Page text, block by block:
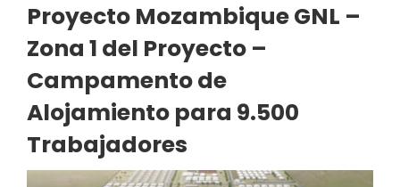
Proyecto Mozambique GNL –
Zona 1 del Proyecto –
Campamento de
Alojamiento para 9.500
Trabajadores